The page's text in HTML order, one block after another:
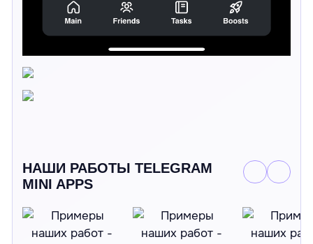
НАШИ РАБОТЫ TELEGRAM
MINI APPS